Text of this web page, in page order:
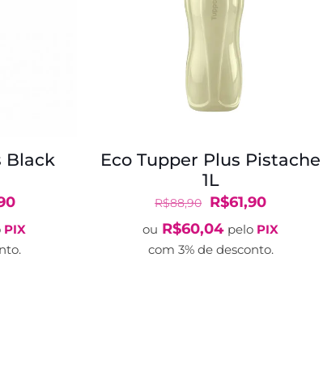
Black
O
preço
PIX
Eco Tupper Plus Pistache
1L
R$88,90
O
preço
original
R$61,90O
preço
ou R$60,04 pelo PIX
com 3% de desconto.